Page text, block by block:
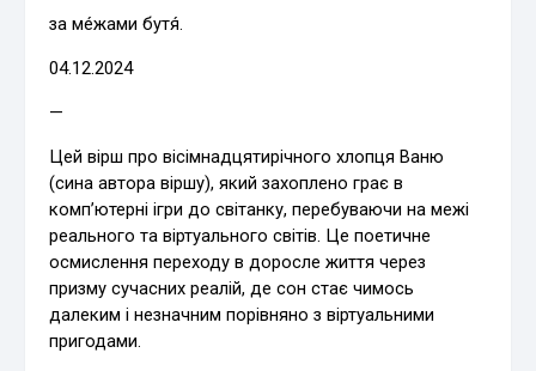
за ме́жами бутя́.
04.12.2024
—
Цей вірш про вісімнадцятирічного хлопця Ваню
(сина автора віршу), який захоплено грає в
комп’ютерні ігри до світанку, перебуваючи на межі
реального та віртуального світів. Це поетичне
осмислення переходу в доросле життя через
призму сучасних реалій, де сон стає чимось
далеким і незначним порівняно з віртуальними
пригодами.